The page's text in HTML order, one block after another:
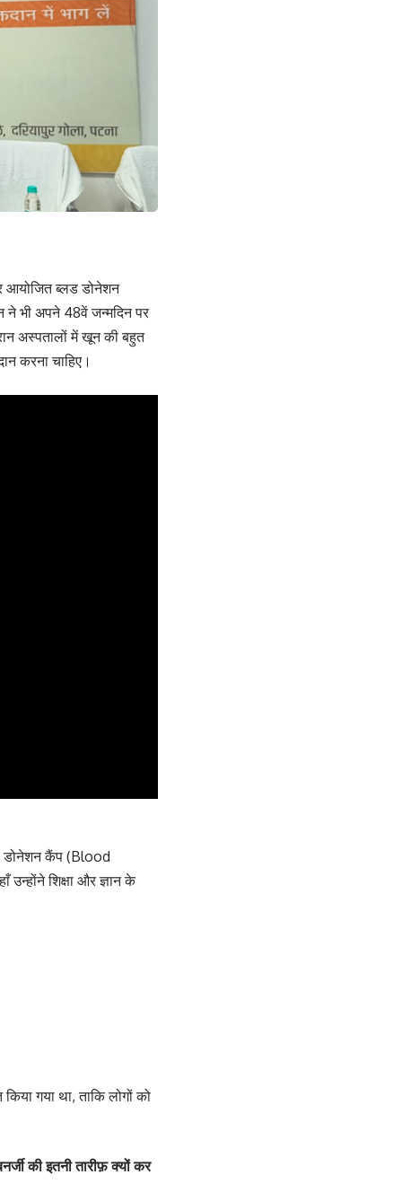
आयोजित ब्लड डोनेशन
भी अपने 48वें जन्मदिन पर
अस्पतालों में खून की बहुत
करना चाहिए।
डोनेशन कैंप (Blood
शिक्षा और ज्ञान के
गया था, ताकि लोगों को
की इतनी तारीफ़ क्यों कर